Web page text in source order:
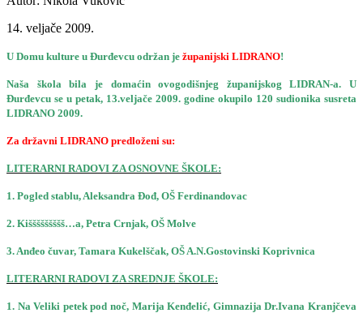
14. veljače 2009.
U Domu kulture u Đurđevcu održan je županijski LIDRANO!
Naša škola bila je domaćin ovogodišnjeg županijskog LIDRAN-a. U
Đurđevcu se u petak, 13.veljače 2009. godine okupilo 120 sudionika susreta
LIDRANO 2009.
Za državni LIDRANO predloženi su:
LITERARNI RADOVI ZA OSNOVNE ŠKOLE:
1. Pogled stablu, Aleksandra Đođ, OŠ Ferdinandovac
2. Kiššššššššš…a, Petra Crnjak, OŠ Molve
3. Anđeo čuvar, Tamara Kukelščak, OŠ A.N.Gostovinski Koprivnica
LITERARNI RADOVI ZA SREDNJE ŠKOLE:
1. Na Veliki petek pod noč, Marija Kenđelić, Gimnazija Dr.Ivana Kranjčeva